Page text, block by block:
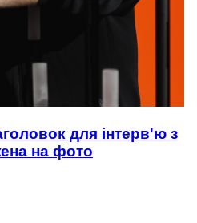
для інтерв'ю з
на фото